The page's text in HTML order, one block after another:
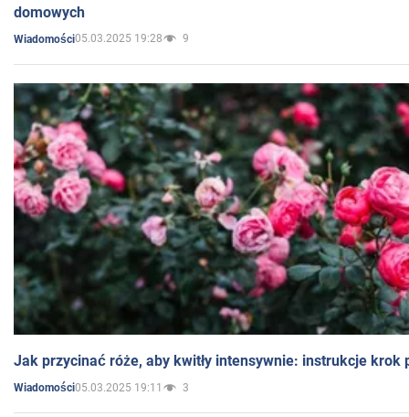
domowych
Wiadomości05.03.2025 19:28 9
Jak przycinać róże, aby kwitły intensywnie: instrukcje krok
Wiadomości05.03.2025 19:11 3